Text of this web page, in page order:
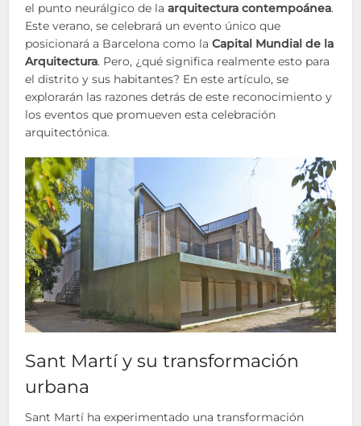
el punto neurálgico de laarquitectura contempoánea.
Este verano, se celebrará un evento único que
posicionará a Barcelona como laCapital Mundial de la
Arquitectura. Pero, ¿qué significa realmente esto para
el distrito y sus habitantes? En este artículo, se
explorarán las razones detrás de este reconocimiento y
los eventos que promueven esta celebración
arquitectónica.
Sant Martí y su transformación
urbana
Sant Martí ha experimentado una transformación